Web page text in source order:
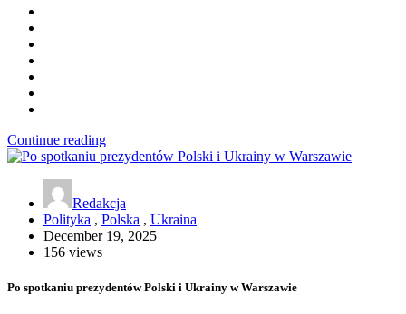
Continue reading
Redakcja
Polityka , Polska , Ukraina
December 19, 2025
156 views
Po spotkaniu prezydentów Polski i Ukrainy w Warszawie